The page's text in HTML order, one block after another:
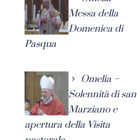
Messa della
Domenica di
Pasqua
Omelia –
Solennità di san
Marziano e
apertura della Visita